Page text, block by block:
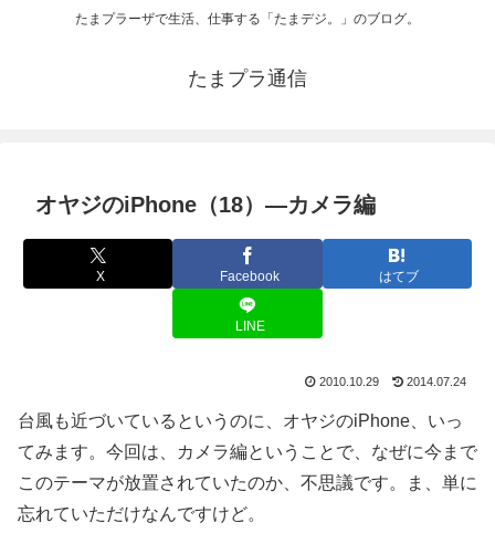
たまプラーザで生活、仕事する「たまデジ。」のブログ。
たまプラ通信
オヤジのiPhone（18）―カメラ編
X Facebook はてブ
LINE
2010.10.29 2014.07.24
台風も近づいているというのに、オヤジのiPhone、いっ
てみます。今回は、カメラ編ということで、なぜに今まで
このテーマが放置されていたのか、不思議です。ま、単に
忘れていただけなんですけど。